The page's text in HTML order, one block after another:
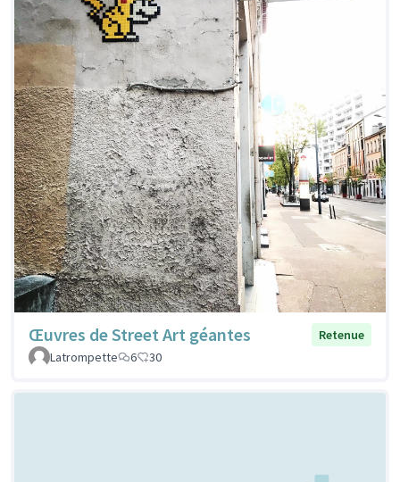
Œuvres de Street Art géantes
Retenue
Latrompette
6 30